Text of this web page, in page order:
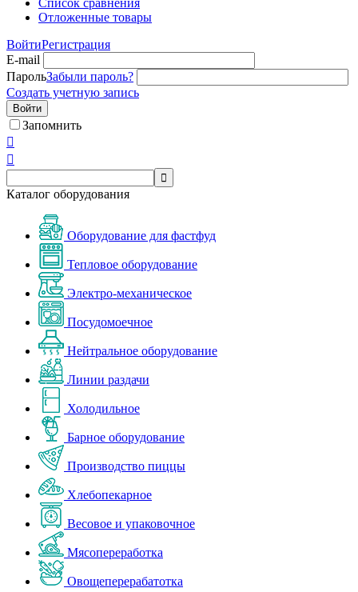
Список сравнения
Отложенные товары
ВойтиРегистрация
E-mail
ПарольЗабыли пароль?
Создать учетную запись
Войти
Запомнить



Каталог оборудования
Оборудование для фастфуд
Тепловое оборудование
Электро-механическое
Посудомоечное
Нейтральное оборудование
Линии раздачи
Холодильное
Барное оборудование
Производство пиццы
Хлебопекарное
Весовое и упаковочное
Мясопереработка
Овощеперерабатотка